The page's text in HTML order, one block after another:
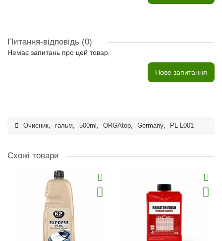
Питання-відповідь (0)
Немає запитань про цей товар.
Нове запитання
Очисник, гальм, 500ml , ORGAtop, Germany, PL-L001
Схожі товари